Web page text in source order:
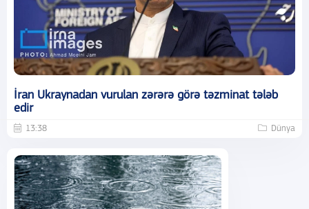
İran Ukraynadan vurulan zərərə görə təzminat tələb
edir
13:38 Dünya